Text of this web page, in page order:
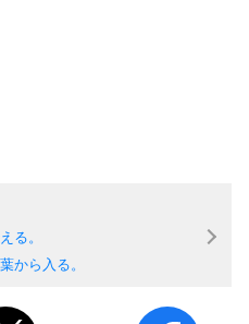
る。
から入る。